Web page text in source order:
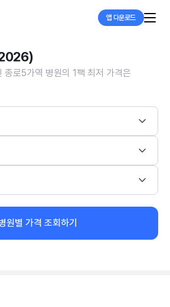
앱 다운로드
종로5가역 병원의 1팩 최저 가격은
원별 가격 조회하기